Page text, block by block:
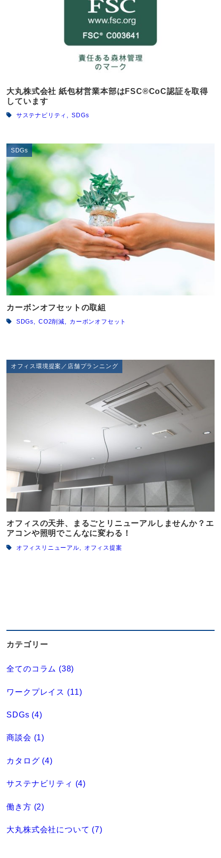
大丸株式会社 紙包材営業本部はFSC®CoC認証を取得
しています
サステナビリティ SDGs
SDGs
カーボンオフセットの取組
SDGs CO2削減 カーボンオフセット
オフィス環境提案／店舗プランニング
オフィスの天井、まるごとリニューアルしませんか？エ
アコンや照明でこんなに変わる！
オフィスリニューアル オフィス提案
カテゴリー
全てのコラム (38)
ワークプレイス (11)
SDGs (4)
商談会 (1)
カタログ (4)
サステナビリティ (4)
働き方 (2)
大丸株式会社について (7)